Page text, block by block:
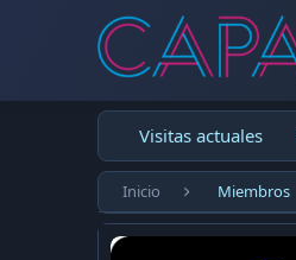
Visitas actuales
Inicio Miembros